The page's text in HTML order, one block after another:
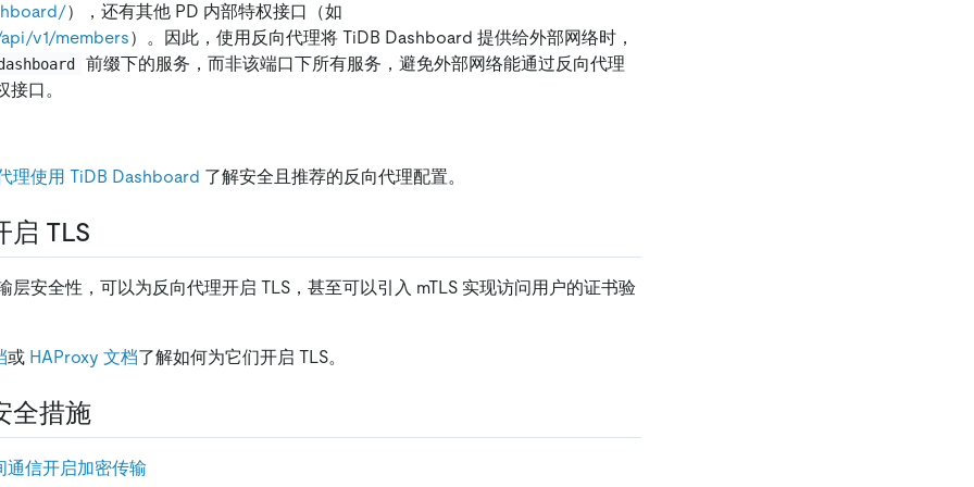
），还有其他 PD 内部特权接口（如
v1/members）。因此，使用反向代理将 TiDB Dashboard 提供给外部网络时，
前缀下的服务，而非该端口下所有服务，避免外部网络能通过反向代理
口。
理使用 TiDB Dashboard 了解安全且推荐的反向代理配置。
启 TLS
层安全性，可以为反向代理开启 TLS，甚至可以引入 mTLS 实现访问用户的证书验
或 HAProxy 文档了解如何为它们开启 TLS。
全措施
通信开启加密传输